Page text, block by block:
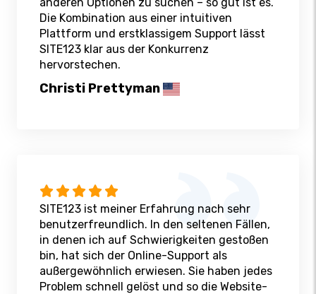
anderen Optionen zu suchen – so gut ist es.
Die Kombination aus einer intuitiven
Plattform und erstklassigem Support lässt
SITE123 klar aus der Konkurrenz
hervorstechen.
Christi Prettyman
SITE123 ist meiner Erfahrung nach sehr
benutzerfreundlich. In den seltenen Fällen,
in denen ich auf Schwierigkeiten gestoßen
bin, hat sich der Online-Support als
außergewöhnlich erwiesen. Sie haben jedes
Problem schnell gelöst und so die Website-